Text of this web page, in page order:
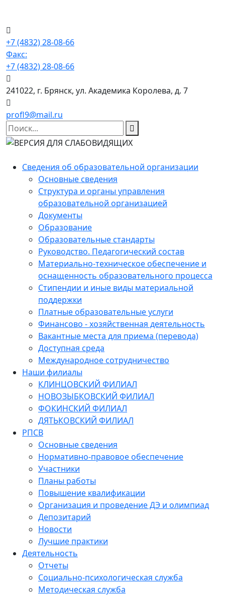
+7 (4832) 28-08-66
Факс:
+7 (4832) 28-08-66
241022, г. Брянск, ул. Академика Королева, д. 7
profl9@mail.ru
Сведения об образовательной организации
Основные сведения
Структура и органы управления
образовательной организацией
Документы
Образование
Образовательные стандарты
Руководство. Педагогический состав
Материально-техническое обеспечение и
оснащенность образовательного процесса
Стипендии и иные виды материальной
поддержки
Платные образовательные услуги
Финансово - хозяйственная деятельность
Вакантные места для приема (перевода)
Доступная среда
Международное сотрудничество
Наши филиалы
КЛИНЦОВСКИЙ ФИЛИАЛ
НОВОЗЫБКОВСКИЙ ФИЛИАЛ
ФОКИНСКИЙ ФИЛИАЛ
ДЯТЬКОВСКИЙ ФИЛИАЛ
РПСВ
Основные сведения
Нормативно-правовое обеспечение
Участники
Планы работы
Повышение квалификации
Организация и проведение ДЭ и олимпиад
Депозитарий
Новости
Лучшие практики
Деятельность
Отчеты
Социально-психологическая служба
Методическая служба